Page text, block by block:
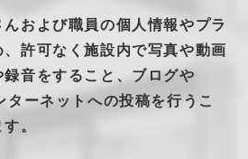
および職員の個人情報やプラ
許可なく施設内で写真や動画
音をすること、ブログや
ーネットへの投稿を行うこ
。